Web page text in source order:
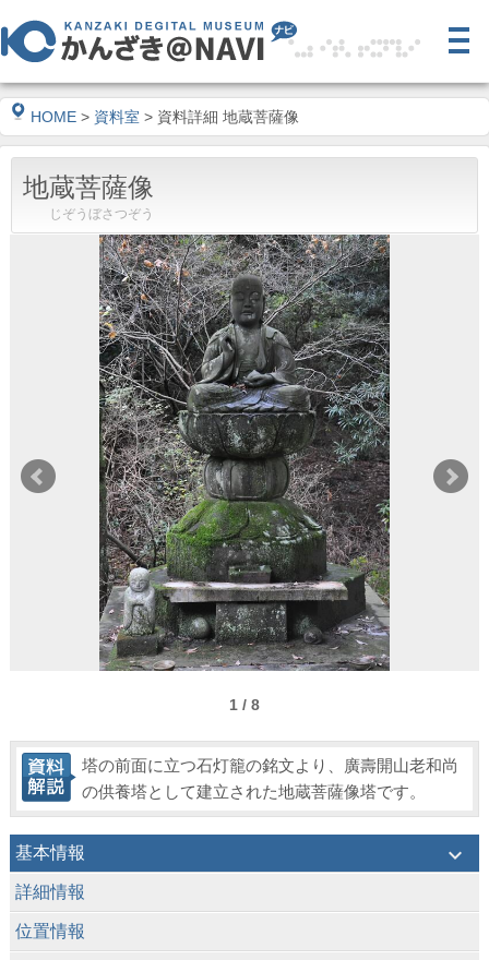
HOME > 資料室 > 資料詳細 地蔵菩薩像
地蔵菩薩像
じぞうぼさつぞう
1 / 8
塔の前面に立つ石灯籠の銘文より、廣壽開山老和尚
の供養塔として建立された地蔵菩薩像塔です。
基本情報 keyboard_arrow_down
詳細情報
位置情報